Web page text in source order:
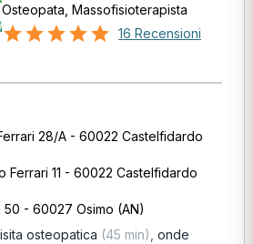
Osteopata, Massofisioterapista
16 Recensioni
28/A - 60022 Castelfidardo
Ferrari 11 - 60022 Castelfidardo
50 - 60027 Osimo (AN)
osteopatica (45 min) onde